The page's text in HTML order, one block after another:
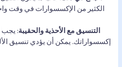
الكثير من الإكسسوارات في وقت
التنسيق مع الأحذية والحقيبة: يجب
إكسسواراتك. يمكن أن يؤدي تنسيق